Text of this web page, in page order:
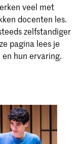
veel met
docenten les.
zelfstandiger
pagina lees je
hun ervaring.